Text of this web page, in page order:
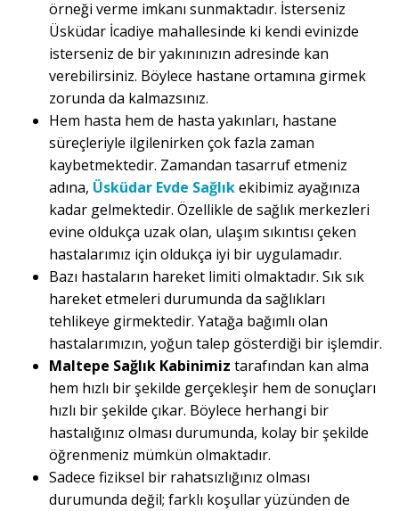
örneği verme imkanı sunmaktadır. İsterseniz
Üsküdar İcadiye mahallesinde ki kendi evinizde
isterseniz de bir yakınınızın adresinde kan
verebilirsiniz. Böylece hastane ortamına girmek
zorunda da kalmazsınız.
Hem hasta hem de hasta yakınları, hastane
süreçleriyle ilgilenirken çok fazla zaman
kaybetmektedir. Zamandan tasarruf etmeniz
adına, Üsküdar Evde Sağlıkekibimiz ayağınıza
kadar gelmektedir. Özellikle de sağlık merkezleri
evine oldukça uzak olan, ulaşım sıkıntısı çeken
hastalarımız için oldukça iyi bir uygulamadır.
Bazı hastaların hareket limiti olmaktadır. Sık sık
hareket etmeleri durumunda da sağlıkları
tehlikeye girmektedir. Yatağa bağımlı olan
hastalarımızın, yoğun talep gösterdiği bir işlemdir.
Maltepe Sağlık Kabinimiz tarafından kan alma
hem hızlı bir şekilde gerçekleşir hem de sonuçları
hızlı bir şekilde çıkar. Böylece herhangi bir
hastalığınız olması durumunda, kolay bir şekilde
öğrenmeniz mümkün olmaktadır.
Sadece fiziksel bir rahatsızlığınız olması
durumunda değil; farklı koşullar yüzünden de